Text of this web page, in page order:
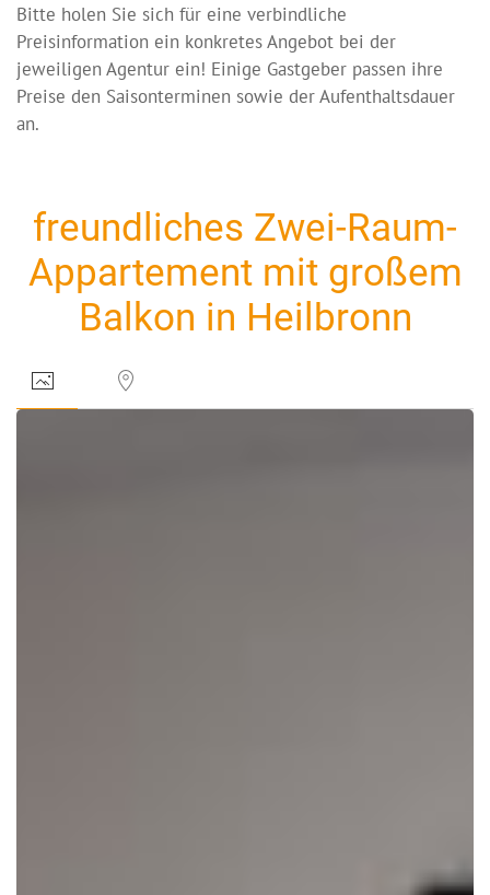
Bitte holen Sie sich für eine verbindliche
Preisinformation ein konkretes Angebot bei der
jeweiligen Agentur ein! Einige Gastgeber passen ihre
Preise den Saisonterminen sowie der Aufenthaltsdauer
an.
freundliches Zwei-Raum-
Appartement mit großem
Balkon in Heilbronn